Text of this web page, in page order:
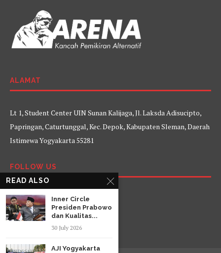
ALAMAT
Lt 1, Student Center UIN Sunan Kalijaga, Jl. Laksda Adisucipto,
Papringan, Caturtunggal, Kec. Depok, Kabupaten Sleman, Daerah
Istimewa Yogyakarta 55281
FOLLOW US
Facebook
TwitterInstagramYouTube
READ ALSO
Inner Circle
Presiden Prabowo
dan Kualitas...
30 July 2026
AJI Yogyakarta